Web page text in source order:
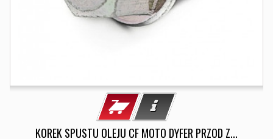
KOREK SPUSTU OLEJU CF MOTO DYFER PRZOD Z...